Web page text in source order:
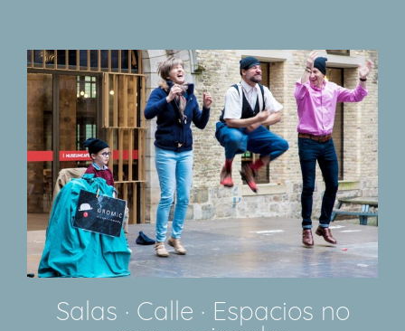
Salas · Calle · Espacios no